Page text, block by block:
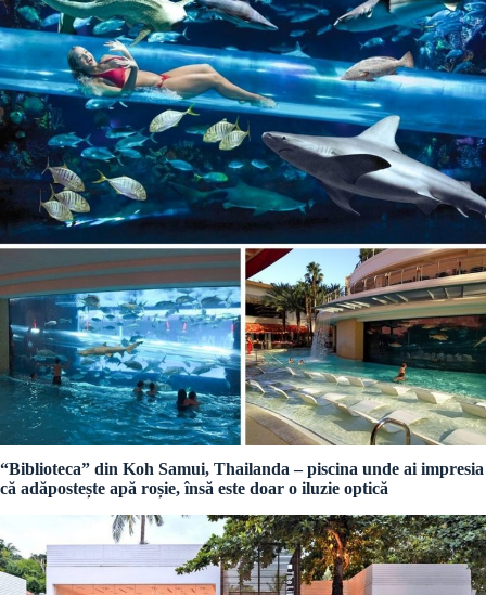
“Biblioteca” din Koh Samui, Thailanda – piscina unde ai impresia
că adăpostește apă roșie, însă este doar o iluzie optică